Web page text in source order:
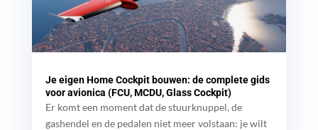
Je eigen Home Cockpit bouwen: de complete gids
voor avionica (FCU, MCDU, Glass Cockpit)
Er komt een moment dat de stuurknuppel, de
gashendel en de pedalen niet meer volstaan: je wilt